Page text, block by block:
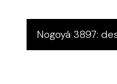
Nogoyá 3897: